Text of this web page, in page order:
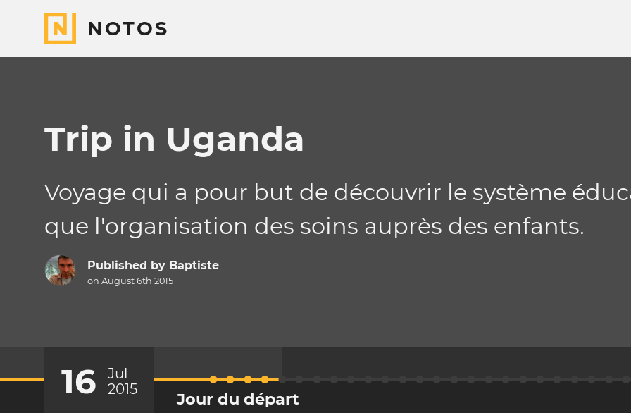
NOTOS
Trip in Uganda
Voyage qui a pour but de découvrir le système
que l'organisation des soins auprès des enfants.
Published by Baptiste
on August 6th 2015
16
Jul
2015
Jour du départ